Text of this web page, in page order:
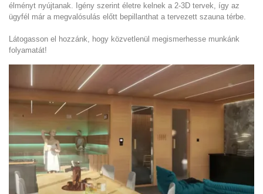
élményt nyújtanak. Igény szerint életre kelnek a 2-3D tervek, így az
ügyfél már a megvalósulás előtt bepillanthat a tervezett szauna térbe.
Látogasson el hozzánk, hogy közvetlenül megismerhesse munkánk
folyamatát!